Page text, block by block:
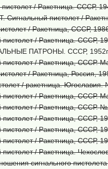
/ Ракетница. СССР,
Сигнальный пистолет /
/ Ракетница, СССР,
/ Ракетница. СССР,
ПАТРОНЫ. СССР, 1952г.
/ Ракетница, СССР.
/ Ракетница, Россия,
/ ракетница. Югославия.
/ Ракетница, СССР.
/ Ракетница, СССР.
/ Ракетница, СССР,
/ Ракетница, СССР,
/ Ракетница, СССР,
/ Ракетница.
сигнального